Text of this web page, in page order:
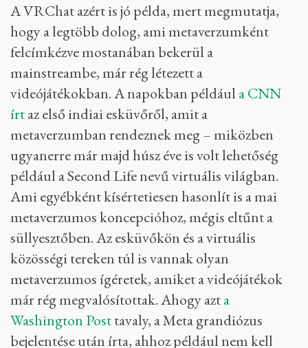
A VRChat azért is jó példa, mert megmutatja,
hogy a legtöbb dolog, ami metaverzumként
felcímkézve mostanában bekerül a
mainstreambe, már rég létezett a
videójátékokban. A napokban például a CNN
írtaz első indiai esküvőről, amit a
metaverzumban rendeznek meg – miközben
ugyanerre már majd húsz éve is volt lehetőség
például a Second Life nevű virtuális világban.
Ami egyébként kísértetiesen hasonlít is a mai
metaverzumos koncepcióhoz, mégis eltűnt a
süllyesztőben. Az esküvőkön és a virtuális
közösségi tereken túl is vannak olyan
metaverzumos ígéretek, amiket a videójátékok
már rég megvalósítottak. Ahogy azta
Washington Posttavaly, a Meta grandiózus
bejelentése után írta, ahhoz például nem kell